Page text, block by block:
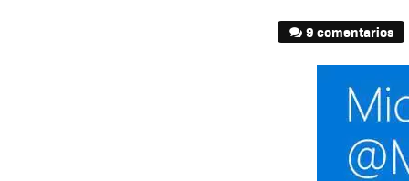
9 comentarios